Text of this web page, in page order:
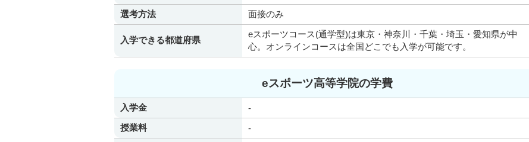
選考方法
面接のみ
入学できる都道府県
eスポーツコース(通学型)は東京・神奈川・千葉・埼玉・愛知県が中
心。オンラインコースは全国どこでも入学が可能です。
eスポーツ高等学院の学費
入学金
-
授業料
-